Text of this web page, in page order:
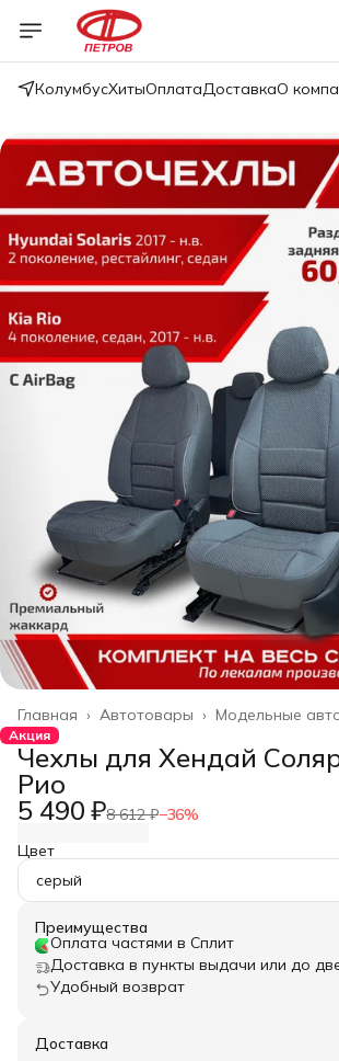
КолумбусХитыОплатаДоставкаО
Модельные
Автотовары ›
Главная ›
Акция
Чехлы для Хендай
Рио
5 490 ₽8 612 ₽−36%
Цвет
серый
Преимущества
Оплата частями в Сплит
Доставка в пункты выдачи или до
Удобный возврат
Доставка